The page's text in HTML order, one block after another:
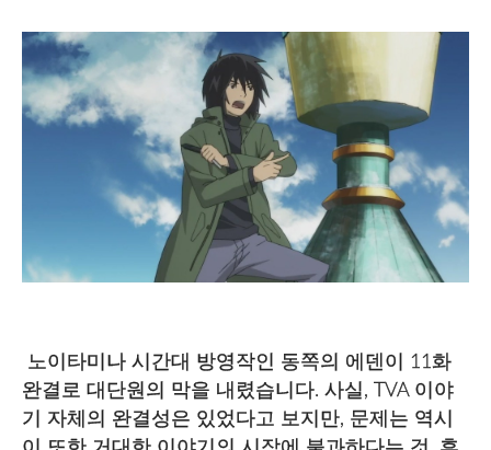
노이타미나 시간대 방영작인 동쪽의 에덴이 11화
완결로 대단원의 막을 내렸습니다. 사실, TVA 이야
기 자체의 완결성은 있었다고 보지만, 문제는 역시